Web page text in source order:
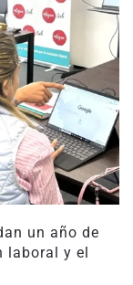
un año de
y el